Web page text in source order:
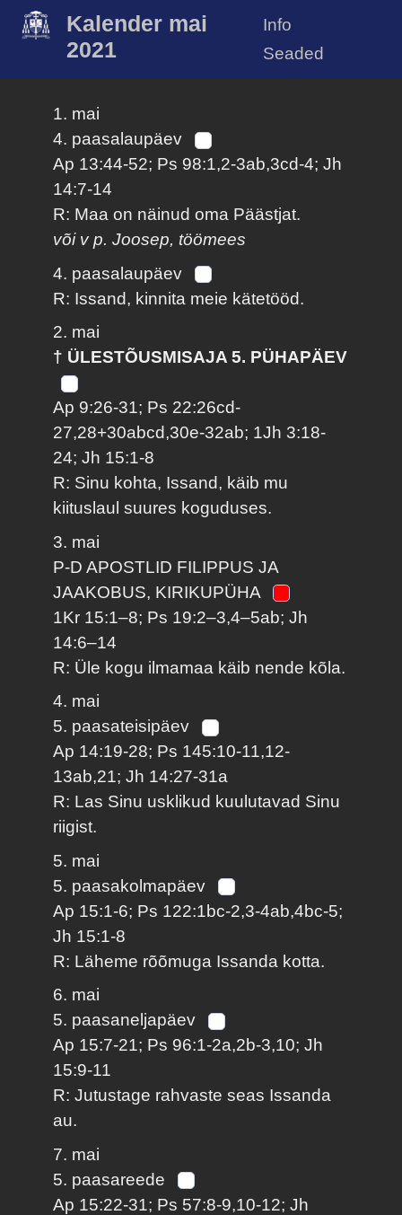
Kalender mai
2021
Info
Seaded
1. mai
4. paasalaupäev
Ap 13:44-52; Ps 98:1,2-3ab,3cd-4; Jh
14:7-14
R: Maa on näinud oma Päästjat.
või v p. Joosep, töömees
4. paasalaupäev
R: Issand, kinnita meie kätetööd.
2. mai
† ÜLESTÕUSMISAJA 5. PÜHAPÄEV
Ap 9:26-31; Ps 22:26cd-
27,28+30abcd,30e-32ab; 1Jh 3:18-
24; Jh 15:1-8
R: Sinu kohta, Issand, käib mu
kiituslaul suures koguduses.
3. mai
P-D APOSTLID FILIPPUS JA
JAAKOBUS, KIRIKUPÜHA
1Kr 15:1–8; Ps 19:2–3,4–5ab; Jh
14:6–14
R: Üle kogu ilmamaa käib nende kõla.
4. mai
5. paasateisipäev
Ap 14:19-28; Ps 145:10-11,12-
13ab,21; Jh 14:27-31a
R: Las Sinu usklikud kuulutavad Sinu
riigist.
5. mai
5. paasakolmapäev
Ap 15:1-6; Ps 122:1bc-2,3-4ab,4bc-5;
Jh 15:1-8
R: Läheme rõõmuga Issanda kotta.
6. mai
5. paasaneljapäev
Ap 15:7-21; Ps 96:1-2a,2b-3,10; Jh
15:9-11
R: Jutustage rahvaste seas Issanda
au.
7. mai
5. paasareede
Ap 15:22-31; Ps 57:8-9,10-12; Jh